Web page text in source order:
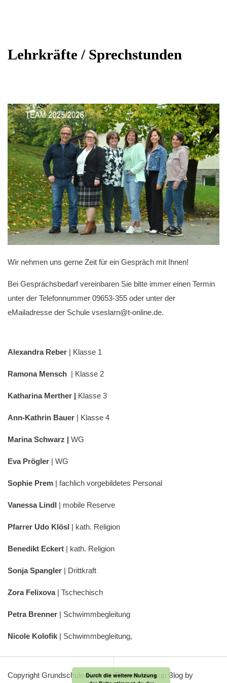
Lehrkräfte / Sprechstunden
Wir nehmen uns gerne Zeit für ein Gespräch mit Ihnen!
Bei Gesprächsbedarf vereinbaren Sie bitte immer einen Termin
unter der Telefonnummer 09653-355 oder unter der
eMailadresse der Schule vseslarn@t-online.de.
Alexandra Reber | Klasse 1
Ramona Mensch | Klasse 2
Katharina Merther | Klasse 3
Ann-Kathrin Bauer | Klasse 4
Marina Schwarz | WG
Eva Prögler | WG
Sophie Prem | fachlich vorgebildetes Personal
Vanessa Lindl | mobile Reserve
Pfarrer Udo Klösl | kath. Religion
Benedikt Eckert | kath. Religion
Sonja Spangler | Drittkraft
Zora Felixova | Tschechisch
Petra Brenner | Schwimmbegleitung
Nicole Kolofik | Schwimmbegleitung,
Copyright Grundschule Eslarn|Theme: Markup Blog by
Durch die weitere Nutzung